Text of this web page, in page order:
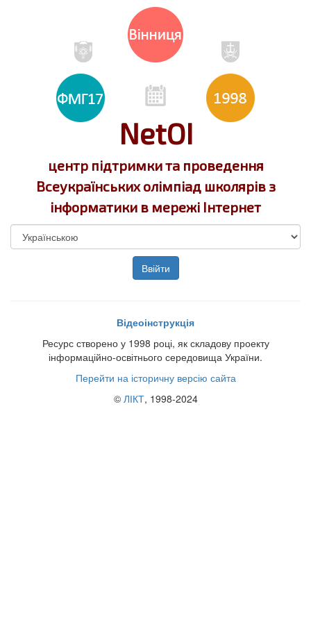
NetOI
центр підтримки та проведення
Всеукраїнських олімпіад школярів з
інформатики в мережі Інтернет
Відеоінструкція
Ресурс створено у 1998 році, як складову проекту
інформаційно-освітнього середовища України.
Перейти на історичну версію сайта
© ЛІКТ, 1998-2024